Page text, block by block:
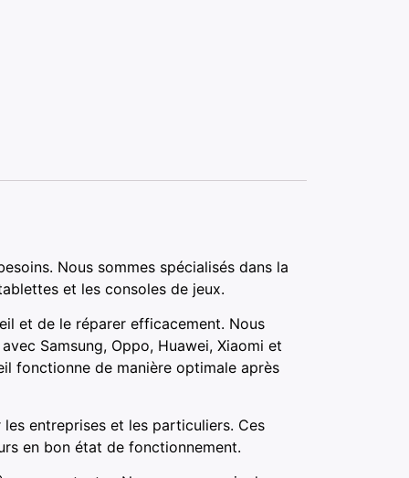
Nous sommes spécialisés dans la
et les consoles de jeux.
et de le réparer efficacement. Nous
Samsung, Oppo, Huawei, Xiaomi et
fonctionne de manière optimale après
entreprises et les particuliers. Ces
en bon état de fonctionnement.